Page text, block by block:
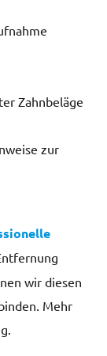
Zahnbeläge
zur
wir diesen
Mehr